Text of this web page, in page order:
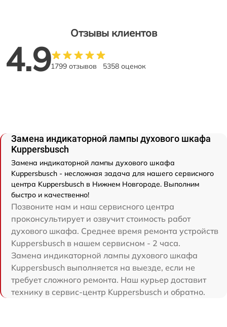
Отзывы клиентов
4.91799 отзывов 5358 оценок
Замена индикаторной лампы духового шкафа
Kuppersbusch
Замена индикаторной лампы духового шкафа
Kuppersbusch - несложная задача для нашего сервисного
центра Kuppersbusch в Нижнем Новгороде. Выполним
быстро и качественно!
Позвоните нам и наш сервисного центра
проконсультирует и озвучит стоимость работ
духового шкафа. Среднее время ремонта устройств
Kuppersbusch в нашем сервисном - 2 часа.
Замена индикаторной лампы духового шкафа
Kuppersbusch выполняется на выезде, если не
требует сложного ремонта. Наш курьер доставит
технику в сервис-центр Kuppersbusch и обратно.